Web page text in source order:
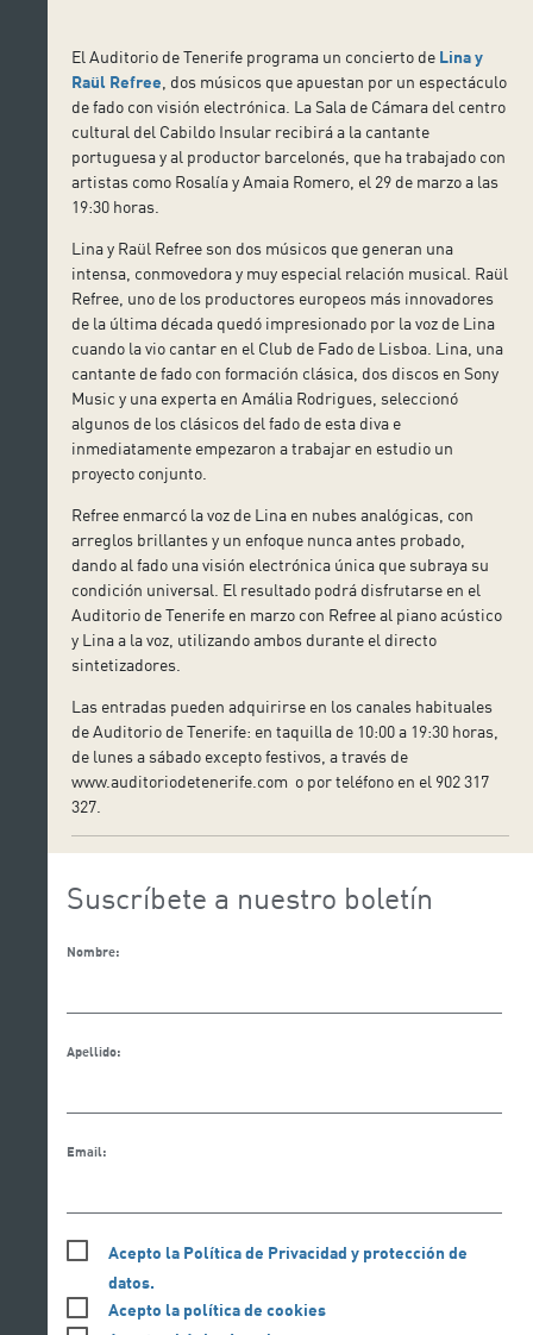
El Auditorio de Tenerife programa un concierto de Lina y
Raül Refree , dos músicos que apuestan por un espectáculo
de fado con visión electrónica. La Sala de Cámara del centro
cultural del Cabildo Insular recibirá a la cantante
portuguesa y al productor barcelonés, que ha trabajado con
artistas como Rosalía y Amaia Romero, el 29 de marzo a las
19:30 horas.
Lina y Raül Refree son dos músicos que generan una
intensa, conmovedora y muy especial relación musical. Raül
Refree, uno de los productores europeos más innovadores
de la última década quedó impresionado por la voz de Lina
cuando la vio cantar en el Club de Fado de Lisboa. Lina, una
cantante de fado con formación clásica, dos discos en Sony
Music y una experta en Amália Rodrigues, seleccionó
algunos de los clásicos del fado de esta diva e
inmediatamente empezaron a trabajar en estudio un
proyecto conjunto.
Refree enmarcó la voz de Lina en nubes analógicas, con
arreglos brillantes y un enfoque nunca antes probado,
dando al fado una visión electrónica única que subraya su
condición universal. El resultado podrá disfrutarse en el
Auditorio de Tenerife en marzo con Refree al piano acústico
y Lina a la voz, utilizando ambos durante el directo
sintetizadores.
Las entradas pueden adquirirse en los canales habituales
de Auditorio de Tenerife: en taquilla de 10:00 a 19:30 horas,
de lunes a sábado excepto festivos, a través de
www.auditoriodetenerife.com o por teléfono en el 902 317
327.
Suscríbete a nuestro boletín
Nombre:
Apellido:
Email:
Acepto la Política de Privacidad y protección de
datos.
Acepto la política de cookies